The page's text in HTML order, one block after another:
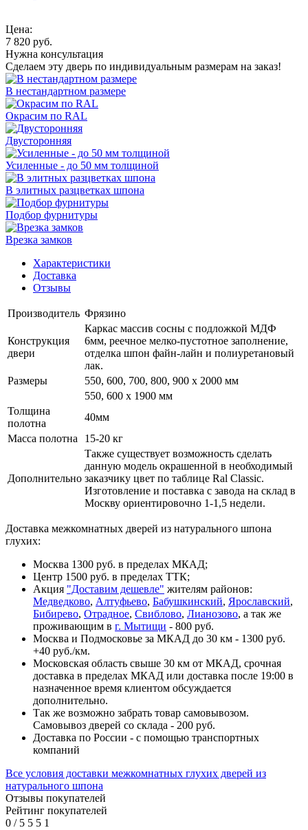
Цена:
7 820 руб.
Нужна консультация
Сделаем эту дверь по индивидуальным размерам на заказ!
В нестандартном размере
Окрасим по RAL
Двусторонняя
Усиленные - до 50 мм толщиной
В элитных разцветках шпона
Подбор фурнитуры
Врезка замков
Характеристики
Доставка
Отзывы
Производитель Фрязино
Конструкция
двери
Каркас массив сосны с подложкой МДФ
6мм, реечное мелко-пустотное заполнение,
отделка шпон файн-лайн и полиуретановый
лак.
Размеры
550, 600, 700, 800, 900 x 2000 мм
550, 600 х 1900 мм
Толщина
полотна
40мм
Масса полотна
15-20 кг
Дополнительно
Также существует возможность сделать
данную модель окрашенной в необходимый
заказчику цвет по таблице Ral Classic.
Изготовление и поставка с завода на склад в
Москву ориентировочно 1-1,5 недели.
Доставка межкомнатных дверей из натурального шпона
глухих:
Москва 1300 руб. в пределах МКАД;
Центр 1500 руб. в пределах ТТК;
Акция "Доставим дешевле" жителям районов:
Медведково, Алтуфьево, Бабушкинский, Ярославский,
Бибирево, Отрадное, Свиблово, Лианозово, а так же
проживающим в г. Мытищи - 800 руб.
Москва и Подмосковье за МКАД до 30 км - 1300 руб.
+40 руб./км.
Московская область свыше 30 км от МКАД, срочная
доставка в пределах МКАД или доставка после 19:00 в
назначенное время клиентом обсуждается
дополнительно.
Так же возможно забрать товар самовывозом.
Самовывоз дверей со склада - 200 руб.
Доставка по России - с помощью транспортных
компаний
Все условия доставки межкомнатных глухих дверей из
натурального шпона
Отзывы покупателей
Рейтинг покупателей
0 /5 5 5 1